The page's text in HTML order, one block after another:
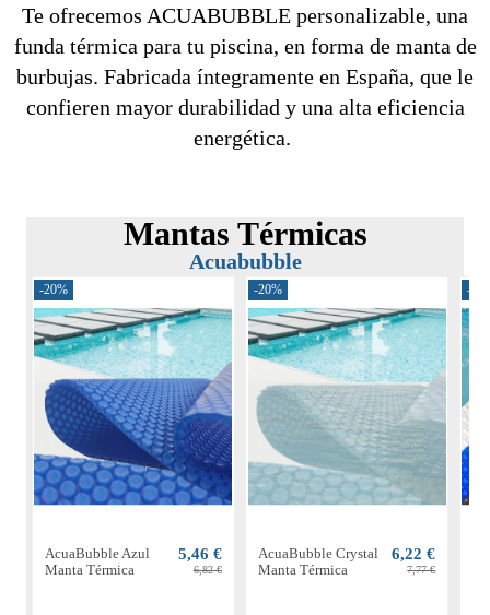
Te ofrecemos ACUABUBBLE personalizable, una
funda térmica para tu piscina, en forma de manta de
burbujas. Fabricada íntegramente en España, que le
confieren mayor durabilidad y una alta eficiencia
energética.
Mantas Térmicas
Acuabubble
-20%
AcuaBubble Azul
Manta Térmica
5,46 €
6,82 €
-20%
AcuaBubble Crystal
Manta Térmica
6,22 €
7,77 €
-